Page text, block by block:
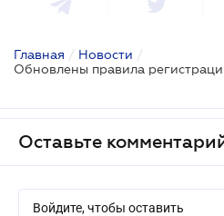
Главная / Новости /
Обновлены правила
Оставьте
Войдите, чтобы оставить